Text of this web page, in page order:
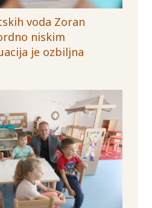
voda Zoran
niskim
je ozbiljna